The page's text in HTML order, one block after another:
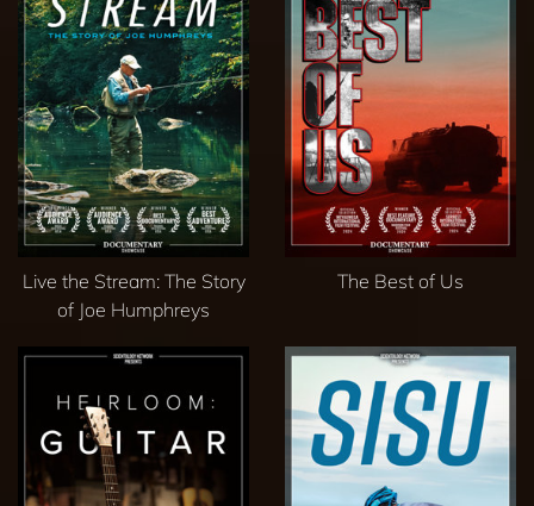
Live the Stream: The Story
of Joe Humphreys
The Best of Us